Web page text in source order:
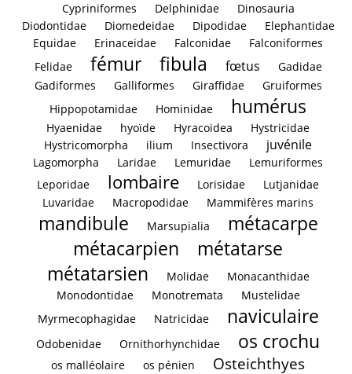
Cypriniformes
Delphinidae
Dinosauria
Diodontidae
Diomedeidae Dipodidae
Elephantidae
Equidae
Erinaceidae Falconidae
Falconiformes
Felidae
fémur fibula fœtus
Gadidae
Gadiformes
Galliformes Giraffidae
Gruiformes
Hippopotamidae
Hominidae humérus
Hyaenidae hyoïde Hyracoidea
Hystricidae
Hystricomorpha
ilium Insectivora juvénile
Lagomorpha Laridae Lemuridae
Lemuriformes
Leporidae
lombaire Lorisidae
Lutjanidae
Luvaridae
Macropodidae Mammifères marins
mandibule Marsupialia
métacarpe
métacarpien
métatarse
métatarsien
Molidae
Monacanthidae
Monodontidae
Monotremata
Mustelidae
Myrmecophagidae
Natricidae naviculaire
Odobenidae Ornithorhynchidae os crochu
os malléolaire os pénien Osteichthyes